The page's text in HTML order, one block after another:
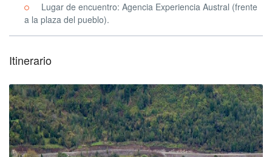
Lugar de encuentro: Agencia Experiencia Austral (frente
a la plaza del pueblo).
Itinerario